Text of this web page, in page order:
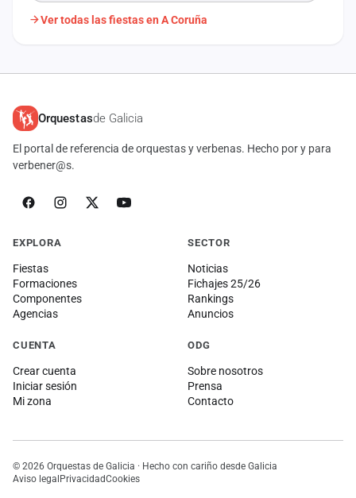
Ver todas las fiestas en A Coruña
Orquestasde Galicia
El portal de referencia de orquestas y verbenas. Hecho por y para
verbener@s.
EXPLORA
Fiestas
Formaciones
Componentes
Agencias
SECTOR
Noticias
Fichajes 25/26
Rankings
Anuncios
CUENTA
Crear cuenta
Iniciar sesión
Mi zona
ODG
Sobre nosotros
Prensa
Contacto
© 2026 Orquestas de Galicia · Hecho con cariño desde Galicia
Aviso legal PrivacidadCookies